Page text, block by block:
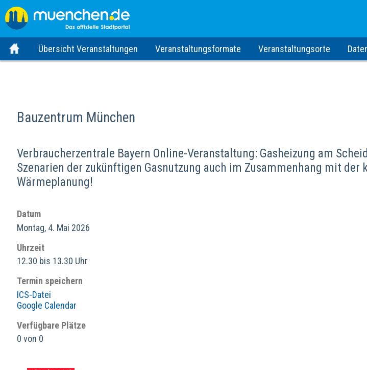
Übersicht Veranstaltungen Veranstaltungsformate Veranstaltungsorte
Bauzentrum München
Verbraucherzentrale Bayern Online-Veranstaltung: Gasheizung am
Szenarien der zukünftigen Gasnutzung auch im Zusammenhang mit der
Wärmeplanung!
Datum
Montag, 4. Mai 2026
Uhrzeit
12.30 bis 13.30 Uhr
Termin speichern
ICS-Datei
Google Calendar
Verfügbare Plätze
0 von 0